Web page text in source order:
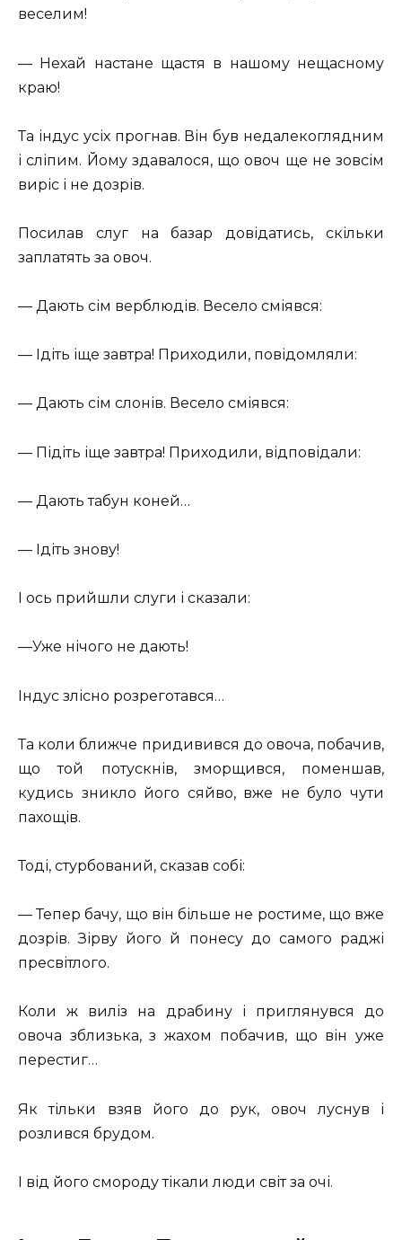
веселим!
— Нехай настане щастя в нашому нещасному
краю!
Та індус усіх прогнав. Він був недалекоглядним
і сліпим. Йому здавалося, що овоч ще не зовсім
виріс і не дозрів.
Посилав слуг на базар довідатись, скільки
заплатять за овоч.
— Дають сім верблюдів. Весело сміявся:
— Ідіть іще завтра! Приходили, повідомляли:
— Дають сім слонів. Весело сміявся:
— Підіть іще завтра! Приходили, відповідали:
— Дають табун коней…
— Ідіть знову!
І ось прийшли слуги і сказали:
—Уже нічого не дають!
Індус злісно розреготався…
Та коли ближче придивився до овоча, побачив,
що той потускнів, зморщився, поменшав,
кудись зникло його сяйво, вже не було чути
пахощів.
Тоді, стурбований, сказав собі:
— Тепер бачу, що він більше не ростиме, що вже
дозрів. Зірву його й понесу до самого раджі
пресвітлого.
Коли ж виліз на драбину і приглянувся до
овоча зблизька, з жахом побачив, що він уже
перестиг…
Як тільки взяв його до рук, овоч луснув і
розлився брудом.
І від його смороду тікали люди світ за очі.